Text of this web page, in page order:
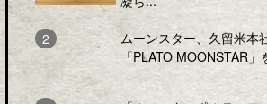
ムーンスター、久留米本
「PLATO MOONSTAR